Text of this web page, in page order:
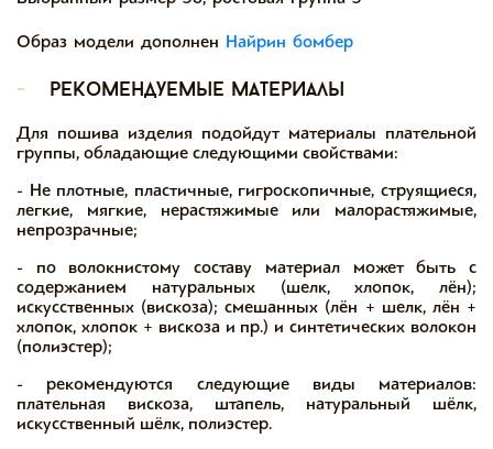
Образ модели дополнен Найрин бомбер
-
рекомендуемые материалы
Для пошива изделия подойдут материалы плательной
группы, обладающие следующими свойствами:
- Не плотные, пластичные, гигроскопичные, струящиеся,
легкие, мягкие, нерастяжимые или малорастяжимые,
непрозрачные;
- по волокнистому составу материал может быть с
содержанием натуральных (шелк, хлопок, лён);
искусственных (вискоза); смешанных (лён + шелк, лён +
хлопок, хлопок + вискоза и пр.) и синтетических волокон
(полиэстер);
- рекомендуются следующие виды материалов:
плательная вискоза, штапель, натуральный шёлк,
искусственный шёлк, полиэстер.